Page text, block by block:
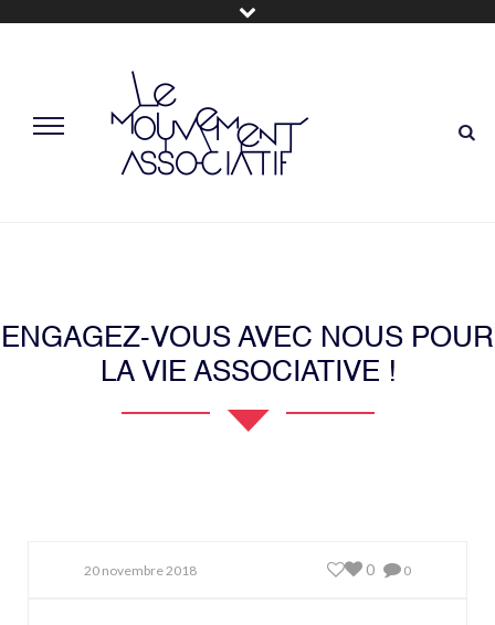
ENGAGEZ-VOUS AVEC NOUS POUR
LA VIE ASSOCIATIVE !
20 novembre 2018 0
0